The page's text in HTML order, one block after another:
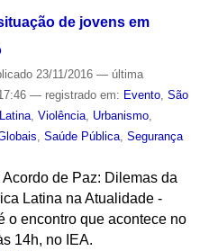
de jovens em
23/11/2016 — última
— registrado em: Evento, São
, Violência, Urbanismo,
, Saúde Pública, Segurança
de Paz: Dilemas da
Latina na Atualidade -
o encontro que acontece no
14h, no IEA.